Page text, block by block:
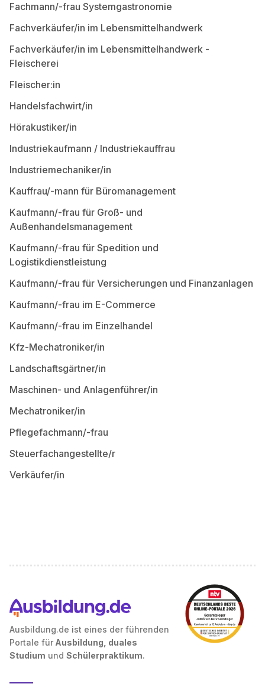
Fachmann/-frau Systemgastronomie
Fachverkäufer/in im Lebensmittelhandwerk
Fachverkäufer/in im Lebensmittelhandwerk -
Fleischerei
Fleischer:in
Handelsfachwirt/in
Hörakustiker/in
Industriekaufmann / Industriekauffrau
Industriemechaniker/in
Kauffrau/-mann für Büromanagement
Kaufmann/-frau für Groß- und
Außenhandelsmanagement
Kaufmann/-frau für Spedition und
Logistikdienstleistung
Kaufmann/-frau für Versicherungen und Finanzanlagen
Kaufmann/-frau im E-Commerce
Kaufmann/-frau im Einzelhandel
Kfz-Mechatroniker/in
Landschaftsgärtner/in
Maschinen- und Anlagenführer/in
Mechatroniker/in
Pflegefachmann/-frau
Steuerfachangestellte/r
Verkäufer/in
Ausbildung.de ist eines der führenden
Portale für Ausbildung, duales
Studium und Schülerpraktikum.